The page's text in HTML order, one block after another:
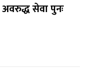
सेवा पुनः